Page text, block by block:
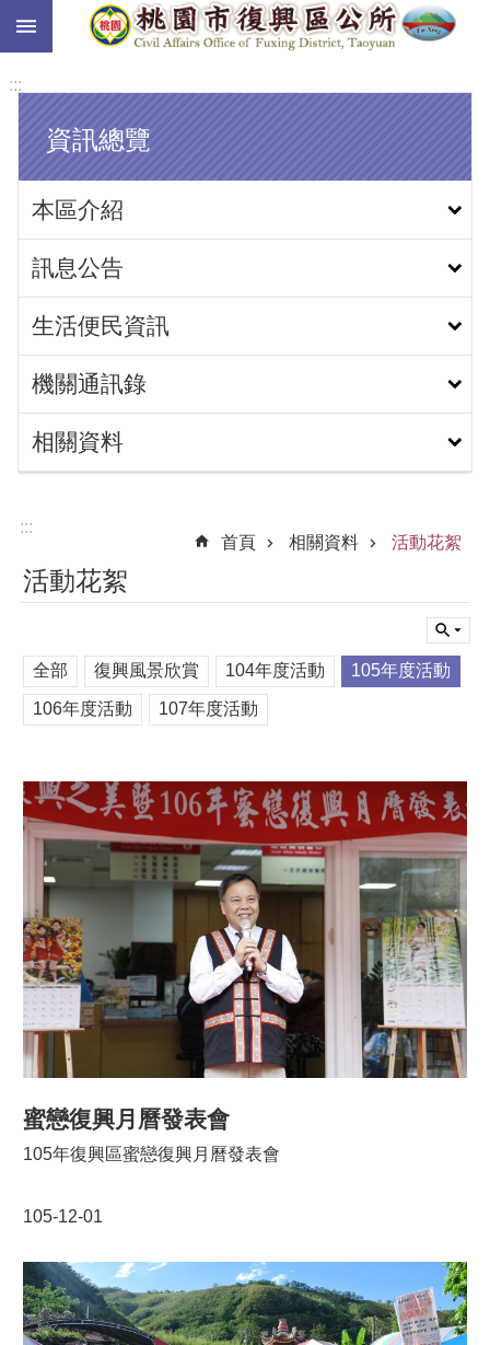
跳到主要內容區塊
:::
資訊總覽
本區介紹
訊息公告
生活便民資訊
機關通訊錄
相關資料
:::
首頁
相關資料 活動花絮
活動花絮
全部 復興風景欣賞 104年度活動 105年度活動
106年度活動 107年度活動
蜜戀復興月曆發表會
105-12-01
105年復興區蜜戀復興月曆發表會